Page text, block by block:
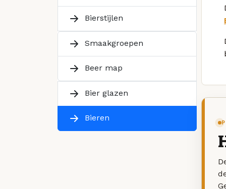
Bierstijlen
Smaakgroepen
Beer map
Bier glazen
Bieren